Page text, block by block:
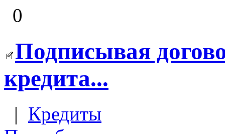
0
Подписывая
кредита...
| Кредиты